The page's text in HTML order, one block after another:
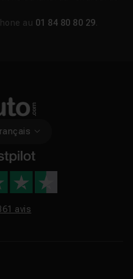
au 01 84 80 80 29
avis